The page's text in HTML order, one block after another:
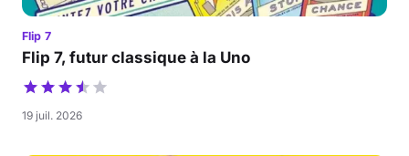
Flip 7
Flip 7, futur classique à la Uno
19 juil. 2026